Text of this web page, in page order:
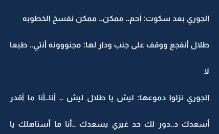
الجوري بعد سكوت: أحم.. ممكن.. ممكن نفسخ الخطوبه
طلال أنفجع ووقف على جنب ودار لها: مجنووونه أنتي.. طبعا
لا
الجوري نزلوا دموعها: ليش يا طلال ليش .. أنا..أنا ما أقدر
أسعدك د..دور لك حد غيري يسعدك ..أنا ما أستاهلك يا